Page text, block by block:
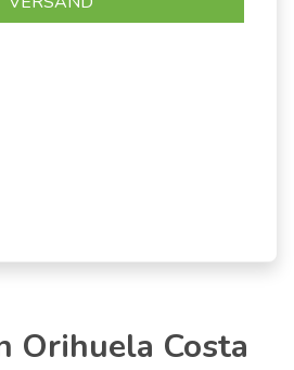
Orihuela Costa